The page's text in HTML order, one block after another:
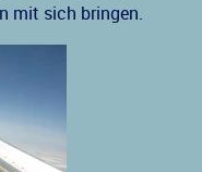
mit sich bringen.